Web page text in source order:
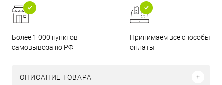
Более 1 000 пунктов
самовывоза по РФ
Принимаем все способы
оплаты
ОПИСАНИЕ ТОВАРА